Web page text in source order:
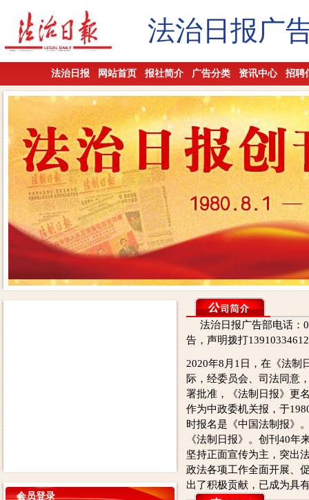
法治日报广
法治日报 网站首页 报社简介 广告分类 资讯中心 招聘
会员登录
法治日报广告部电话：
告，声明拨打
2020年8月1日，在《法制
际，经委员会、司法同意
署批准，《法制日报》更
作为中政委机关报，于
时报名是《中国法制报》
《法制日报》。创刊40年
坚持正面宣传为主，突出
政法各项工作全面开展、
出了积极贡献，已成为具